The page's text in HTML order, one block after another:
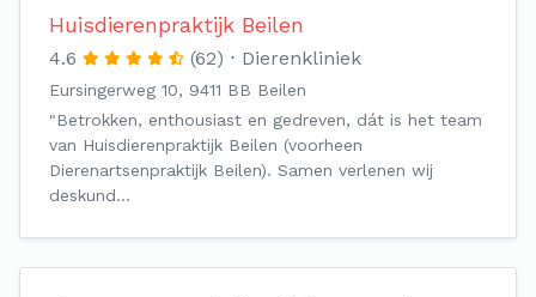
Huisdierenpraktijk Beilen
4.6 (62) Dierenkliniek
Eursingerweg 10, 9411 BB Beilen
"Betrokken, enthousiast en gedreven, dát is het team
van Huisdierenpraktijk Beilen (voorheen
Dierenartsenpraktijk Beilen). Samen verlenen wij
deskund…